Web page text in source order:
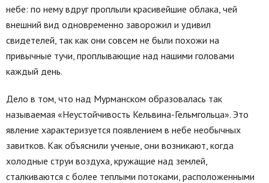
небе: по нему вдруг проплыли красивейшие облака, чей
внешний вид одновременно заворожил и удивил
свидетелей, так как они совсем не были похожи на
привычные тучи, проплывающие над нашими головами
каждый день.
Дело в том, что над Мурманском образовалась так
называемая «Неустойчивость Кельвина-Гельмгольца». Это
явление характеризуется появлением в небе необычных
завитков. Как объяснили ученые, они возникают, когда
холодные струи воздуха, кружащие над землей,
сталкиваются с более теплыми потоками, расположенными